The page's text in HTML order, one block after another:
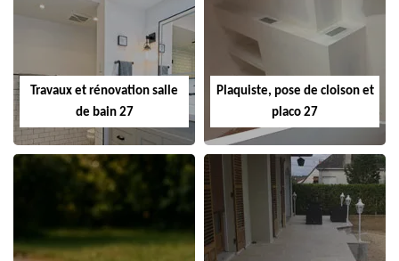
Travaux et rénovation salle
de bain 27
Plaquiste, pose de cloison et
placo 27